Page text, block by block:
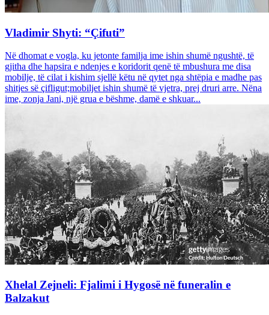
Vladimir Shyti: “Çifuti”
Në dhomat e vogla, ku jetonte familja ime ishin shumë ngushtë, të
gjitha dhe hapsira e ndenjes e koridorit qenë të mbushura me disa
mobilje, të cilat i kishim sjellë këtu në qytet nga shtëpia e madhe pas
shitjes së çifligut;mobiljet ishin shumë të vjetra, prej druri arre. Nëna
ime, zonja Jani, një grua e bëshme, damë e shkuar...
Xhelal Zejneli: Fjalimi i Hygosë në funeralin e
Balzakut